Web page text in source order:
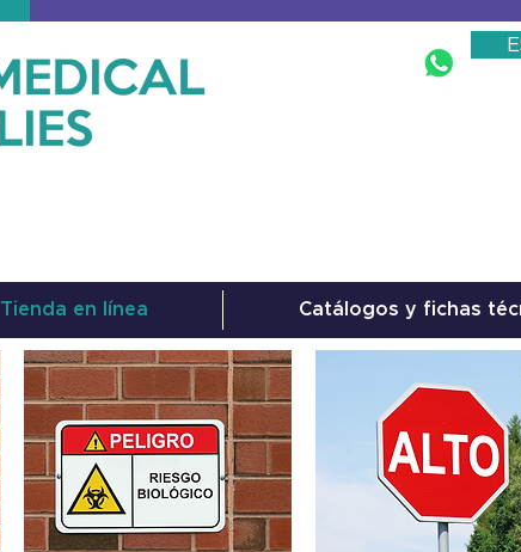
Tienda en línea Catálogos y fichas